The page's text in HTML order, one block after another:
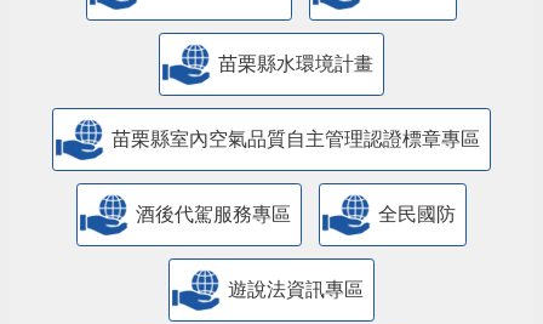
苗栗縣水環境計畫
苗栗縣室內空氣品質自主管理認證標章專區
酒後代駕服務專區 全民國防
遊說法資訊專區